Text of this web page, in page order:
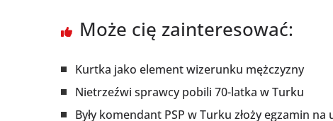
Może cię zainteresować:
Kurtka jako element wizerunku mężczyzny
Nietrzeźwi sprawcy pobili 70-latka w Turku
Były komendant PSP w Turku złoży egzamin na